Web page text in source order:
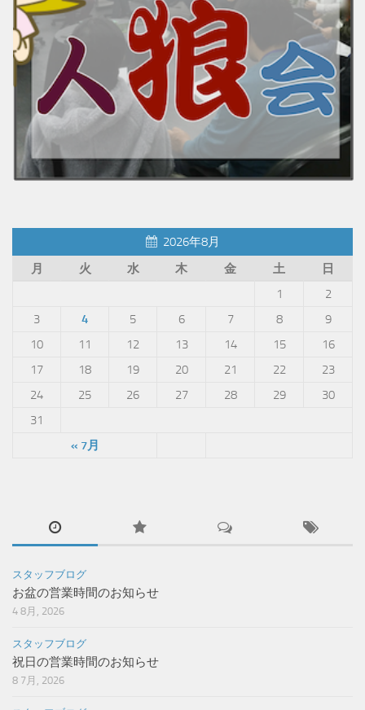
2026年8月
月
火 水 木 金 土 日
« 7月
1
2
3
4 5 6 7 8
9
10
11 12 13 14 15
16
17
18 19 20 21 22
23
24
25 26 27 28 29
30
31
スタッフブログ
お盆の営業時間のお知らせ
4 8月, 2026
スタッフブログ
祝日の営業時間のお知らせ
8 7月, 2026